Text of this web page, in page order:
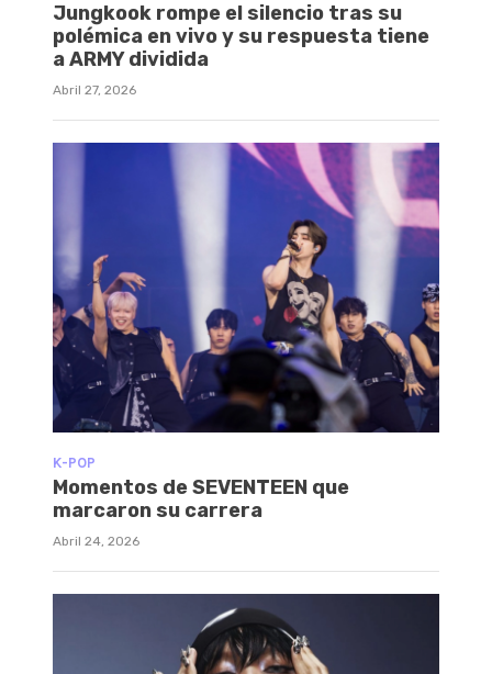
Jungkook rompe el silencio tras su
polémica en vivo y su respuesta tiene
a ARMY dividida
Abril 27, 2026
K-POP
Momentos de SEVENTEEN que
marcaron su carrera
Abril 24, 2026